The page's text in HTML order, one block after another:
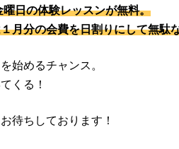
日の体験レッスンが無料。
月分の会費を日割りにして無駄
始めるチャンス。
くる！
待ちしております！